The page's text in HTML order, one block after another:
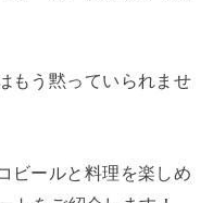
もう黙っていられませ
ビールと料理を楽しめ